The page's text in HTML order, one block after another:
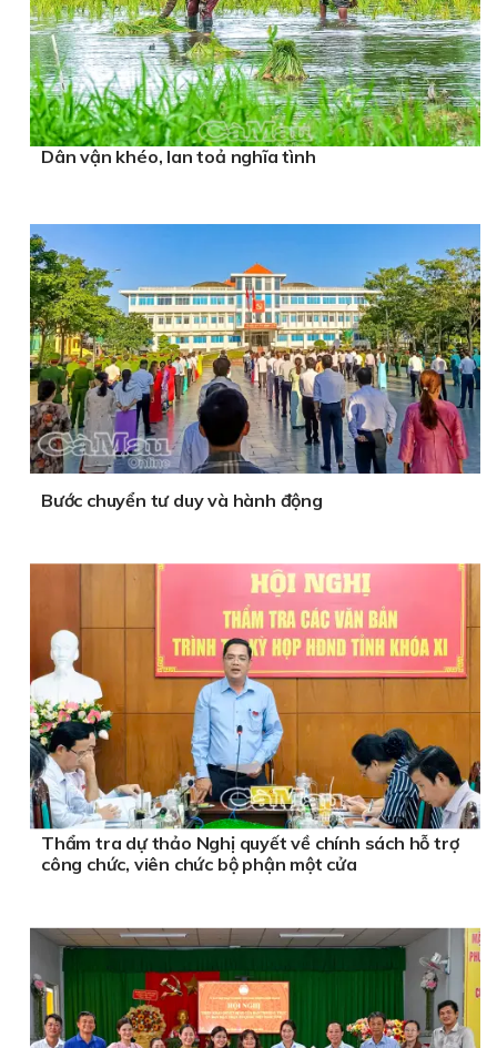
Dân vận khéo, lan toả nghĩa tình
Bước chuyển tư duy và hành động
Thẩm tra dự thảo Nghị quyết về chính sách hỗ trợ
công chức, viên chức bộ phận một cửa